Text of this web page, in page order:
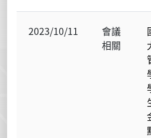
2023/10/11
會議
相關